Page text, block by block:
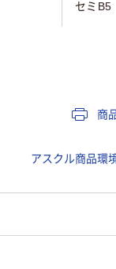
セミB5
商
アスクル商品環